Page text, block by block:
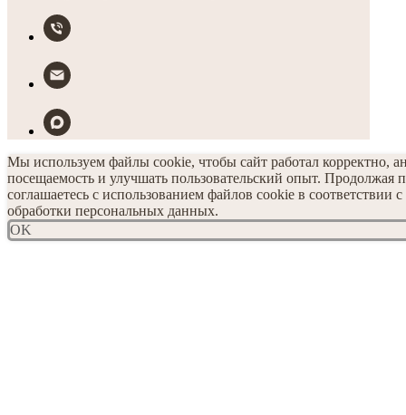
Мы используем файлы cookie, чтобы сайт работал корректно,
посещаемость и улучшать пользовательский опыт. Продолжая
соглашаетесь с использованием файлов cookie в соответствии
обработки персональных данных.
OK